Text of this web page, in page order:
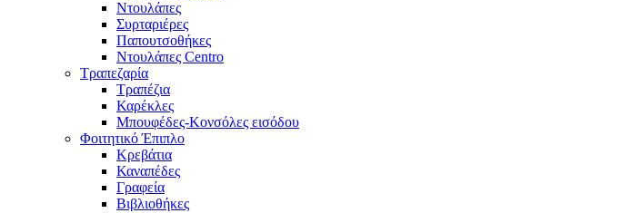
Ντουλάπες
Συρταριέρες
Παπουτσοθήκες
Ντουλάπες Centro
Τραπεζαρία
Τραπέζια
Καρέκλες
Μπουφέδες-Κονσόλες εισόδου
Φοιτητικό Έπιπλο
Κρεβάτια
Καναπέδες
Γραφεία
Βιβλιοθήκες